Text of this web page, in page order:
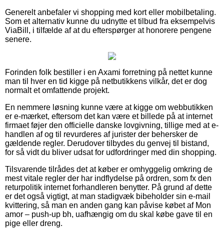
Generelt anbefaler vi shopping med kort eller mobilbetaling.
Som et alternativ kunne du udnytte et tilbud fra eksempelvis
ViaBill, i tilfælde af at du efterspørger at honorere pengene
senere.
Forinden folk bestiller i en Axami forretning på nettet kunne
man til hver en tid kigge på netbutikkens vilkår, det er dog
normalt et omfattende projekt.
En nemmere løsning kunne være at kigge om webbutikken
er e-mærket, eftersom det kan være et billede på at internet
firmaet føjer den officielle danske lovgivning, tillige med at e-
handlen af og til revurderes af jurister der behersker de
gældende regler. Derudover tilbydes du genvej til bistand,
for så vidt du bliver udsat for udfordringer med din shopping.
Tilsvarende tilrådes det at køber er omhyggelig omkring de
mest vitale regler der har indflydelse på ordren, som fx den
returpolitik internet forhandleren benytter. På grund af dette
er det også vigtigt, at man stadigvæk bibeholder sin e-mail
kvittering, så man en anden gang kan påvise købet af Mon
amor – push-up bh, uafhængig om du skal købe gave til en
pige eller dreng.